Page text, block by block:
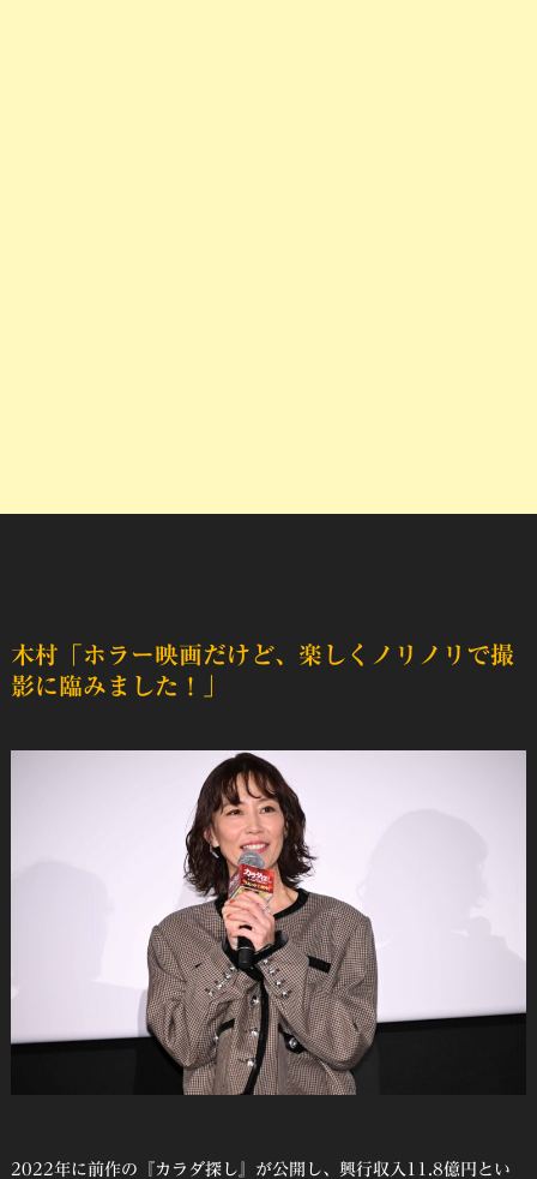
木村「ホラー映画だけど、楽しくノリノリで撮
影に臨みました！」
2022年に前作の『カラダ探し』が公開し、興行収入11.8億円とい